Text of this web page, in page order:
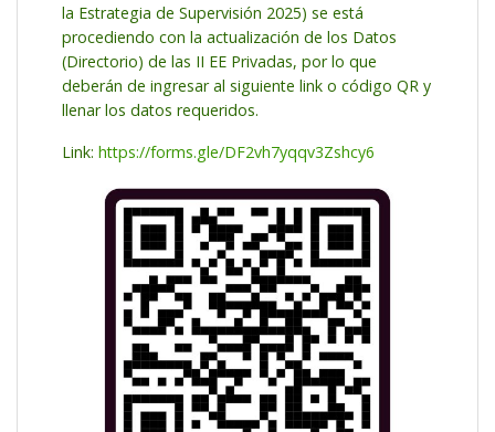
la Estrategia de Supervisión 2025) se está
procediendo con la actualización de los Datos
(Directorio) de las II EE Privadas, por lo que
deberán de ingresar al siguiente link o código QR y
llenar los datos requeridos.
Link: https://forms.gle/DF2vh7yqqv3Zshcy6